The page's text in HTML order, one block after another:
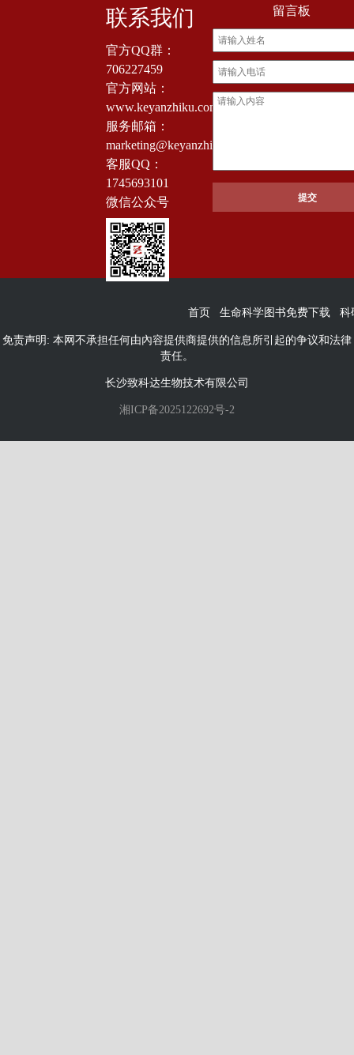
联系我们
官方QQ群：
706227459
官方网站：
www.keyanzhiku.com
服务邮箱：
marketing@keyanzhiku.com
客服QQ：
1745693101
微信公众号
留言板
首页 生命科学图书免费下载 科
免责声明: 本网不承担任何由內容提供商提供的信息所引起的争议和法律
责任。
长沙致科达生物技术有限公司
湘ICP备2025122692号-2